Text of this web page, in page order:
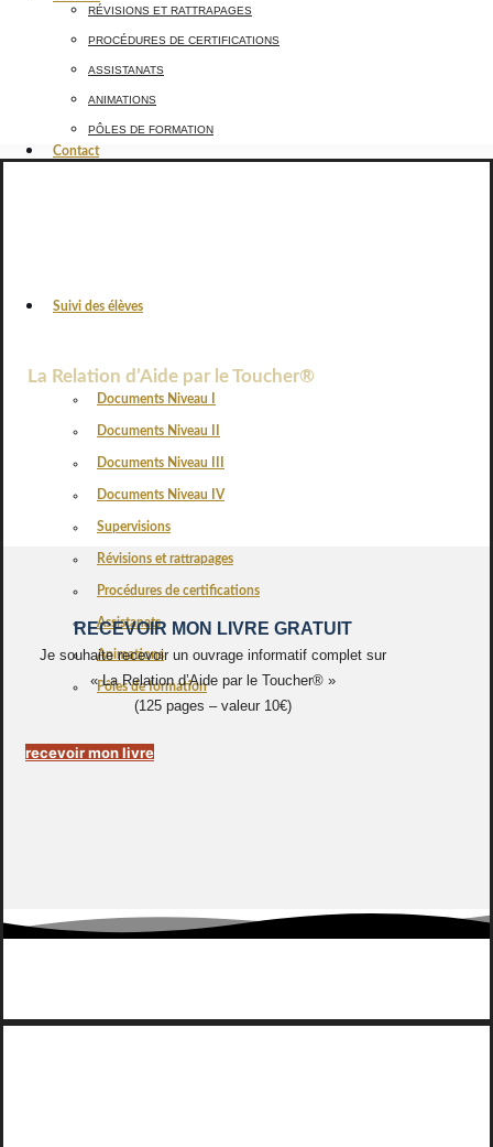
Contact
Suivi des élèves
Documents Niveau I
Documents Niveau II
Documents Niveau III
Documents Niveau IV
Supervisions
Révisions et rattrapages
Procédures de certifications
Assistanats
Animations
Pôles de formation
RÉVISIONS ET RATTRAPAGES
PROCÉDURES DE CERTIFICATIONS
ASSISTANATS
ANIMATIONS
PÔLES DE FORMATION
La Relation d’Aide par le Toucher®
RECEVOIR MON LIVRE GRATUIT
Je souhaite recevoir un ouvrage informatif complet sur
« La Relation d’Aide par le Toucher® »
(125 pages – valeur 10€)
recevoir mon livre